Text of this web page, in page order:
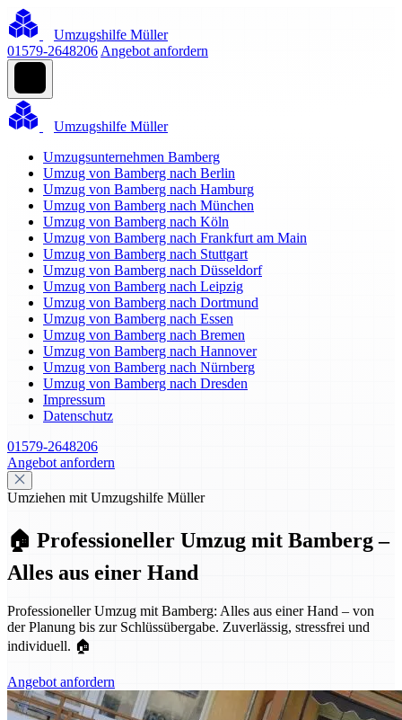
Umzugshilfe Müller
01579-2648206 Angebot anfordern
Umzugshilfe Müller
Umzugsunternehmen Bamberg
Umzug von Bamberg nach Berlin
Umzug von Bamberg nach Hamburg
Umzug von Bamberg nach München
Umzug von Bamberg nach Köln
Umzug von Bamberg nach Frankfurt am Main
Umzug von Bamberg nach Stuttgart
Umzug von Bamberg nach Düsseldorf
Umzug von Bamberg nach Leipzig
Umzug von Bamberg nach Dortmund
Umzug von Bamberg nach Essen
Umzug von Bamberg nach Bremen
Umzug von Bamberg nach Hannover
Umzug von Bamberg nach Nürnberg
Umzug von Bamberg nach Dresden
Impressum
Datenschutz
01579-2648206
Angebot anfordern
Umziehen mit Umzugshilfe Müller
🏠 Professioneller Umzug mit Bamberg –
Alles aus einer Hand
Professioneller Umzug mit Bamberg: Alles aus einer Hand – von
der Planung bis zur Schlüssübergabe. Zuverlässig, stressfrei und
individuell. 🏠
Angebot anfordern